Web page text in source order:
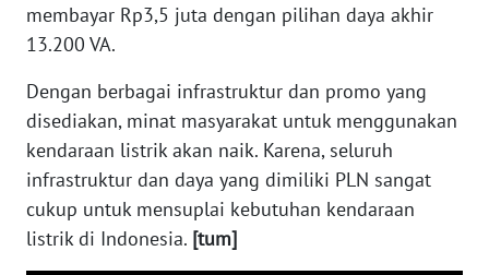
membayar Rp3,5 juta dengan pilihan daya akhir
13.200 VA.
Dengan berbagai infrastruktur dan promo yang
disediakan, minat masyarakat untuk menggunakan
kendaraan listrik akan naik. Karena, seluruh
infrastruktur dan daya yang dimiliki PLN sangat
cukup untuk mensuplai kebutuhan kendaraan
listrik di Indonesia. [tum]
WN
KARO
WN
SIMALUNGUN
WN
LABUHANBATU